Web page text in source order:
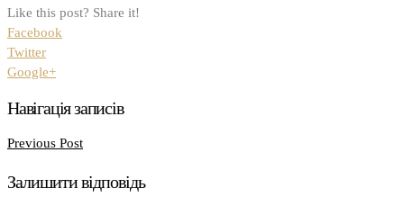
Like this post? Share it!
Facebook
Twitter
Google+
Навігація записів
Previous Post
Залишити відповідь